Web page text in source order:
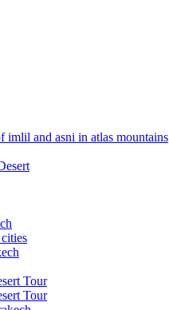
and asni in atlas mountains
Tour
Tour